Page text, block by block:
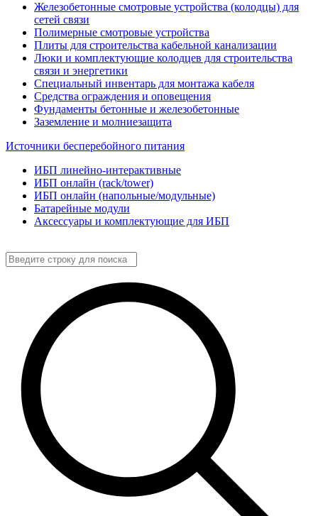
Железобетонные смотровые устройства (колодцы) для
сетей связи
Полимерные смотровые устройства
Плиты для строительства кабельной канализации
Люки и комплектующие колодцев для строительства
связи и энергетики
Специальный инвентарь для монтажа кабеля
Средства ограждения и оповещения
Фундаменты бетонные и железобетонные
Заземление и молниезащита
Источники бесперебойного питания
ИБП линейно-интерактивные
ИБП онлайн (rack/tower)
ИБП онлайн (напольные/модульные)
Батарейные модули
Аксессуары и комплектующие для ИБП